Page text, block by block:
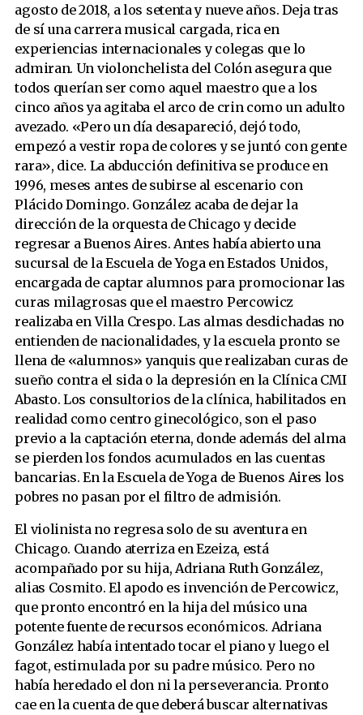
agosto de 2018, a los setenta y nueve años. Deja tras
de sí una carrera musical cargada, rica en
experiencias internacionales y colegas que lo
admiran. Un violonchelista del Colón asegura que
todos querían ser como aquel maestro que a los
cinco años ya agitaba el arco de crin como un adulto
avezado. «Pero un día desapareció, dejó todo,
empezó a vestir ropa de colores y se juntó con gente
rara», dice. La abducción definitiva se produce en
1996, meses antes de subirse al escenario con
Plácido Domingo. González acaba de dejar la
dirección de la orquesta de Chicago y decide
regresar a Buenos Aires. Antes había abierto una
sucursal de la Escuela de Yoga en Estados Unidos,
encargada de captar alumnos para promocionar las
curas milagrosas que el maestro Percowicz
realizaba en Villa Crespo. Las almas desdichadas no
entienden de nacionalidades, y la escuela pronto se
llena de «alumnos» yanquis que realizaban curas de
sueño contra el sida o la depresión en la Clínica CMI
Abasto. Los consultorios de la clínica, habilitados en
realidad como centro ginecológico, son el paso
previo a la captación eterna, donde además del alma
se pierden los fondos acumulados en las cuentas
bancarias. En la Escuela de Yoga de Buenos Aires los
pobres no pasan por el filtro de admisión.
El violinista no regresa solo de su aventura en
Chicago. Cuando aterriza en Ezeiza, está
acompañado por su hija, Adriana Ruth González,
alias Cosmito. El apodo es invención de Percowicz,
que pronto encontró en la hija del músico una
potente fuente de recursos económicos. Adriana
González había intentado tocar el piano y luego el
fagot, estimulada por su padre músico. Pero no
había heredado el don ni la perseverancia. Pronto
cae en la cuenta de que deberá buscar alternativas